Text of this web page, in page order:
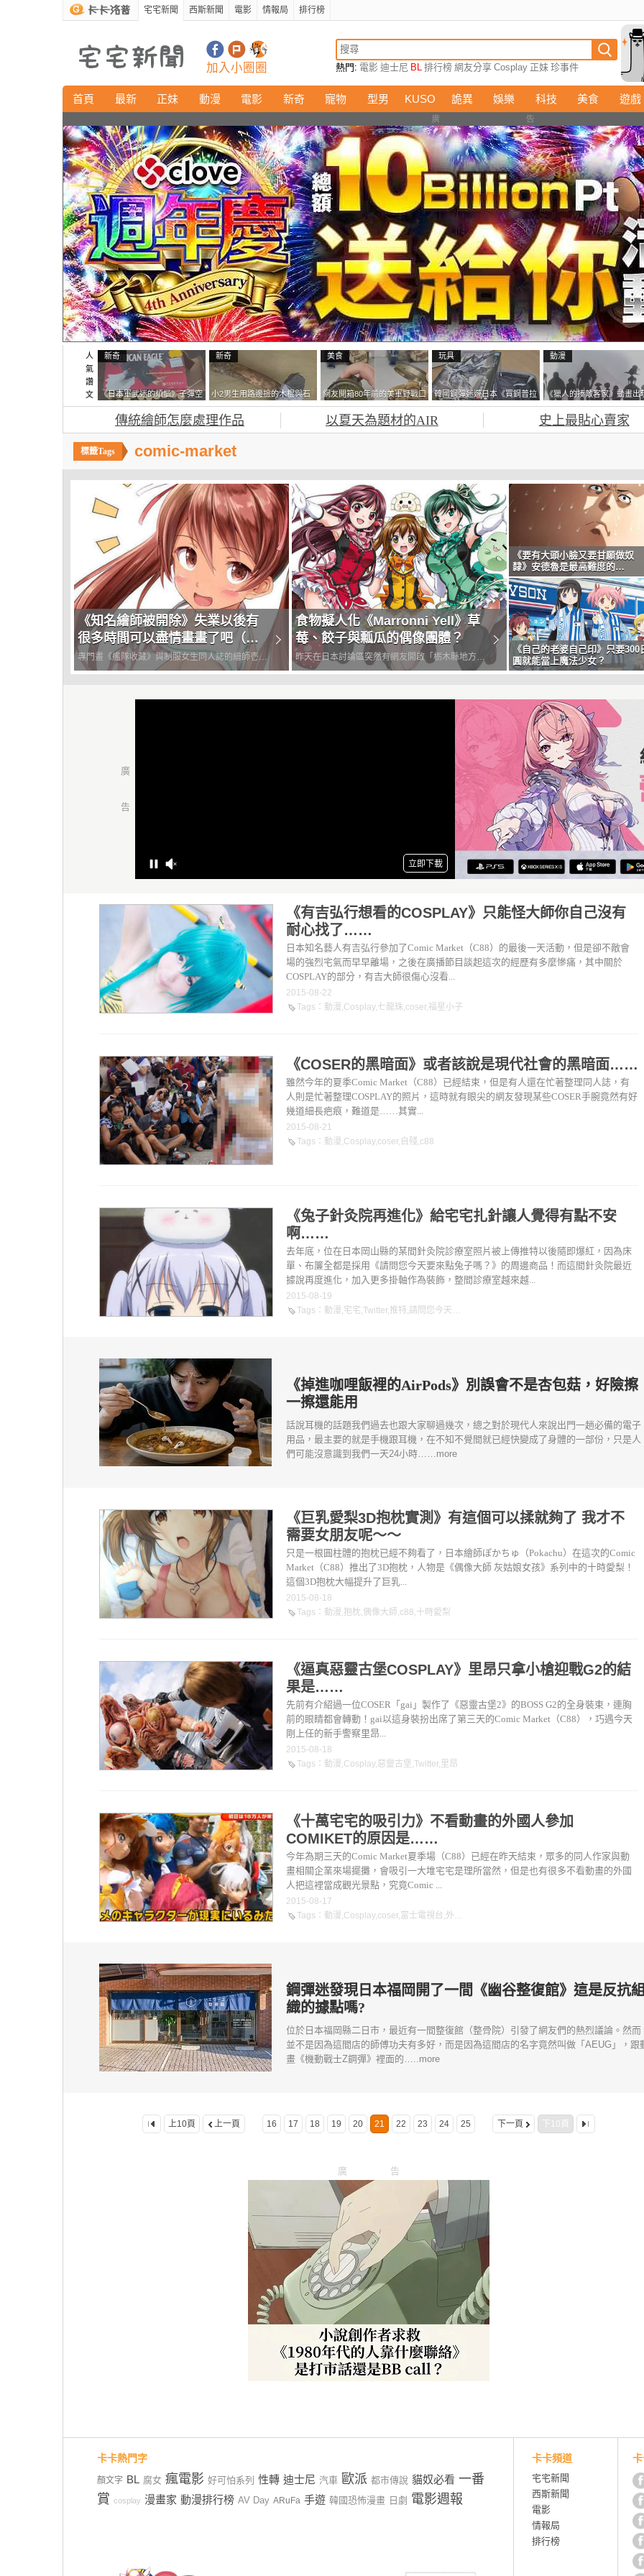
宅宅新聞 西斯新聞 電影 情報局 排行榜
加入小圈圈 熱門: 電影 迪士尼 BL 排行榜 網友分享 Cosplay 正妹 珍事件
首頁 最新 正妹 動漫 電影 新奇 寵物 型男 KUSO 詭異 娛樂 科技 美食 遊戲
人
氣
讚
文
新奇
《日本軍武迷的煩惱》子彈空
盒在日本超級貴 美國網友直
接一大箱寄給他了
新奇
小2男生用路邊撿的木棍與石
頭做成了《石斧》馬麻打開書
包嚇一跳怎麼會有這種東
西！？
美食
網友開箱80年前的美軍野戰口
糧 罐頭本身保存良好，但裡
面的味道...
玩具
韓國鋼彈迷遊日本《買鋼普拉
塞不進行李箱》網友們集思廣
益提供解方了……
動漫
《獵人的揍敵客家》動畫出
的這個剪影是誰？你是不是
記還有這號人物了
傳統繪師怎麼處理作品 以夏天為題材的AIR 史上最貼心賣家
comic-market
《知名繪師被開除》失業以後有
很多時間可以盡情畫畫了吧（樂
觀）
專門畫《艦隊收藏》與制服女生同人誌的繪師壱河
ふぇーす自爆遭到公司光速開除的消息，雖然他樂
觀地表示失業以後有很多時間可以盡情畫畫，但粉
食物擬人化《Marronni Yell》草
莓、餃子與瓢瓜的偶像團體？
昨天在日本討論區突然有網友開啟「栃木縣地方偶
像」的話題，就趁這個機會來介紹一下這個由草
莓、餃子跟瓢瓜組成的偶像團體まろに☆え～る
（Marronni Yell）吧！或者該說是吉祥物比較好
《要有大頭小臉又要甘願做奴
隸》安德魯是最高難度的
COSPLAY？
《自己的老婆自己印》只要300
圓就能當上魔法少女？
《有吉弘行想看的COSPLAY》只能怪大師你自己沒有
耐心找了……
日本知名藝人有吉弘行參加了Comic Market（C88）的最後一天活動，但是卻不敵會
場的強烈宅氣而早早離場，之後在廣播節目談起這次的經歷有多麼慘痛，其中關於
COSPLAY的部分，有吉大師很傷心沒看...
2015-08-22
Tags ： 動漫,Cosplay,七龍珠,coser,福星小子
《COSER的黑暗面》或者該說是現代社會的黑暗面……
雖然今年的夏季Comic Market（C88）已經結束，但是有人還在忙著整理同人誌，有
人則是忙著整理COSPLAY的照片，這時就有眼尖的網友發現某些COSER手腕竟然有好
幾道細長疤痕，難道是……其實...
2015-08-21
Tags ： 動漫,Cosplay,coser, 自殘,c88
《兔子針灸院再進化》給宅宅扎針讓人覺得有點不安
啊……
去年底，位在日本岡山縣的某間針灸院診療室照片被上傳推特以後隨即爆紅，因為床
單、布簾全都是採用《請問您今天要來點兔子嗎？》的周邊商品！而這間針灸院最近
據說再度進化，加入更多掛軸作為裝飾，整間診療室越來越...
2015-08-19
Tags ： 動漫,宅宅,Twitter,推特,請問您今天要來點兔子嗎？
《掉進咖哩飯裡的AirPods》別誤會不是杏包菇，好險擦
一擦還能用
話說耳機的話題我們過去也跟大家聊過幾次，總之對於現代人來說出門一趟必備的電子
用品，最主要的就是手機跟耳機，在不知不覺間就已經快變成了身體的一部份，只是人
們可能沒意識到我們一天24小時……more
《巨乳愛梨3D抱枕實測》有這個可以揉就夠了 我才不
需要女朋友呢～～
只是一根圓柱體的抱枕已經不夠看了，日本繪師ぽかちゅ（Pokachu）在這次的Comic
Market（C88）推出了3D抱枕，人物是《偶像大師 灰姑娘女孩》系列中的十時愛梨！
這個3D抱枕大幅提升了巨乳...
2015-08-18
Tags ： 動漫,抱枕,偶像大師,c88,十時愛梨
《逼真惡靈古堡COSPLAY》里昂只拿小槍迎戰G2的結
果是……
先前有介紹過一位COSER「gai」製作了《惡靈古堡2》的BOSS G2的全身裝束，連胸
前的眼睛都會轉動！gai以這身裝扮出席了第三天的Comic Market（C88），巧遇今天
剛上任的新手警察里昂...
2015-08-18
Tags ： 動漫,Cosplay,惡靈古堡,Twitter, 里昂
《十萬宅宅的吸引力》不看動畫的外國人參加
COMIKET的原因是……
今年為期三天的Comic Market夏季場（C88）已經在昨天結束，眾多的同人作家與動
畫相關企業來場擺攤，會吸引一大堆宅宅是理所當然，但是也有很多不看動畫的外國
人把這裡當成觀光景點，究竟Comic ...
2015-08-17
Tags ： 動漫,Cosplay,coser,富士電視台,外國人
鋼彈迷發現日本福岡開了一間《幽谷整復館》這是反抗
織的據點嗎?
位於日本福岡縣二日市，最近有一間整復館（整骨院）引發了網友們的熱烈議論。然而
並不是因為這間店的師傅功夫有多好，而是因為這間店的名字竟然叫做「AEUG」，跟
畫《機動戰士Z鋼彈》裡面的…..more
上10頁 上一頁 16 17 18 19 20 21 22 23 24 25 下一頁 下10頁
廣告
卡卡熱門字
顏文字 BL 腐女 瘋電影 好可怕系列 性轉 迪士尼 汽車 歐派 都市傳說 貓奴必看 一番
賞 cosplay 漫畫家 動漫排行榜 AV Day ARuFa 手遊 韓國恐怖漫畫 日劇 電影週報
卡卡頻道
宅宅新聞
西斯新聞
電影
情報局
排行榜